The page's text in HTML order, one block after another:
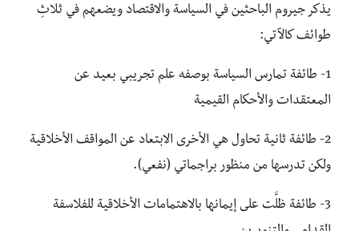
يذكر جيروم الباحثين في السياسة والاقتصاد ويضعهم في ثلاثِ
طوائف كالآتي:
1- طائفة تمارس السياسة بوصفه علم تجريبي بعيد عن
المعتقدات والأحكام القيمية
2- طائفة ثانية تحاول هي الأخرى الابتعاد عن المواقف الأخلاقية
ولكن تدرسها من منظور براجماتي (نفعي).
3- طائفة ظلَّت على إيمانها بالاهتمامات الأخلاقية للفلاسفة